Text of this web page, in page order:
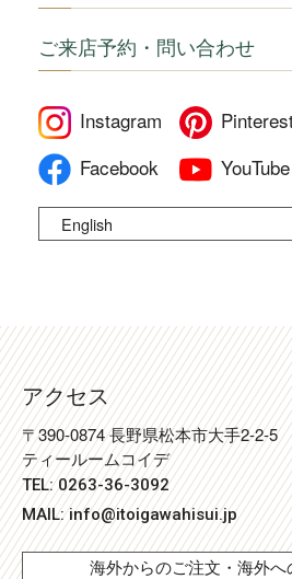
ご来店予約・問い合わせ
Instagram
Facebook
YouTube
English
アクセス
〒390-0874 長野県松本市大手2-2-5
ティールームコイデ
TEL: 0263-36-3092
MAIL:info@itoigawahisui.jp
海外からのご注文・海外へ